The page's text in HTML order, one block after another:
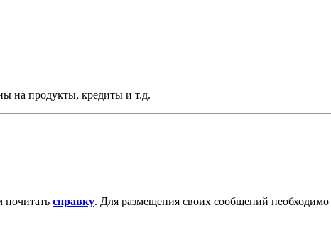
на продукты, кредиты и т.д.
почитать справку. Для размещения своих сообщений необходимо